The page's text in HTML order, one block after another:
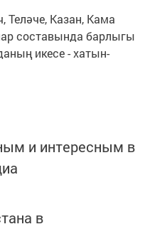
Теләче, Казан, Кама
составында барлыгы
икесе - хатын-
и интересным в
в